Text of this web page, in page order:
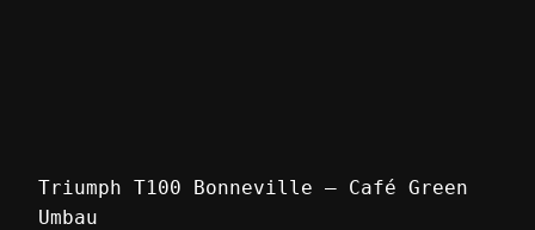
Triumph T100 Bonneville – Café Green
Umbau